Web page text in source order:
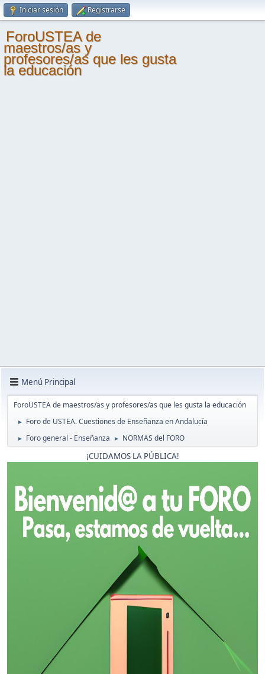
Iniciar sesión Registrarse
ForoUSTEA de
maestros/as y
profesores/as que les gusta
la educación
Menú Principal
ForoUSTEA de maestros/as y profesores/as que les gusta la educación
► Foro de USTEA. Cuestiones de Enseñanza en Andalucía
► Foro general - Enseñanza ► NORMAS del FORO
¡CUIDAMOS LA PÚBLICA!